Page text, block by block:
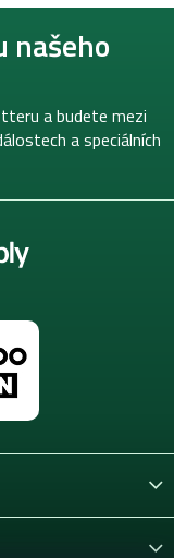
našeho
a budete mezi
a speciálních